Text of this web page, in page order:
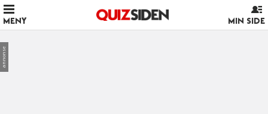
annonse
MENY MIN SIDE